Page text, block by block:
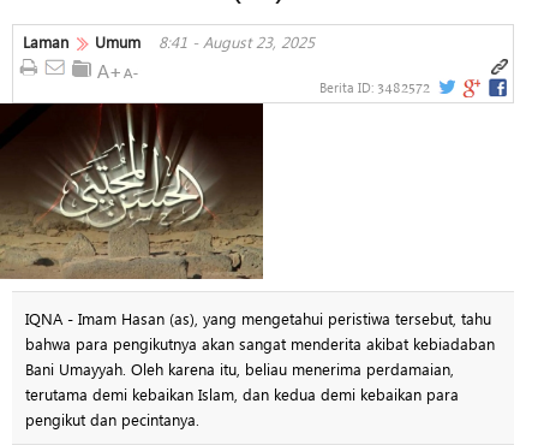
Laman Umum 8:41 - August 23, 2025
Berita ID: 3482572
IQNA - Imam Hasan (as), yang mengetahui peristiwa tersebut, tahu
bahwa para pengikutnya akan sangat menderita akibat kebiadaban
Bani Umayyah. Oleh karena itu, beliau menerima perdamaian,
terutama demi kebaikan Islam, dan kedua demi kebaikan para
pengikut dan pecintanya.